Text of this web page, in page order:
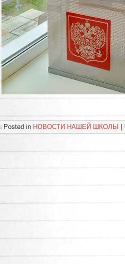
Posted in НОВОСТИ НАШЕЙ ШКОЛЫ